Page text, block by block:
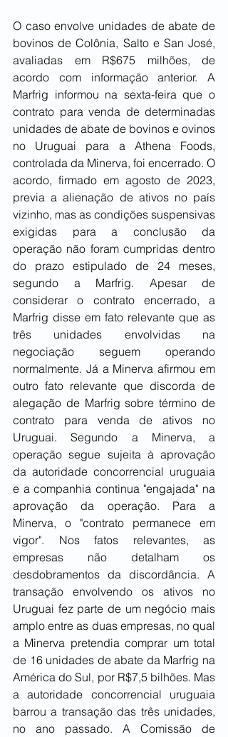
O caso envolve unidades de abate de
bovinos de Colônia, Salto e San José,
avaliadas em R$675 milhões, de
acordo com informação anterior. A
Marfrig informou na sexta-feira que o
contrato para venda de determinadas
unidades de abate de bovinos e ovinos
no Uruguai para a Athena Foods,
controlada da Minerva, foi encerrado. O
acordo, firmado em agosto de 2023,
previa a alienação de ativos no país
vizinho, mas as condições suspensivas
exigidas para a conclusão da
operação não foram cumpridas dentro
do prazo estipulado de 24 meses,
segundo a Marfrig. Apesar de
considerar o contrato encerrado, a
Marfrig disse em fato relevante que as
três unidades envolvidas na
negociação seguem operando
normalmente. Já a Minerva afirmou em
outro fato relevante que discorda de
alegação de Marfrig sobre término de
contrato para venda de ativos no
Uruguai. Segundo a Minerva, a
operação segue sujeita à aprovação
da autoridade concorrencial uruguaia
e a companhia continua "engajada" na
aprovação da operação. Para a
Minerva, o "contrato permanece em
vigor". Nos fatos relevantes, as
empresas não detalham os
desdobramentos da discordância. A
transação envolvendo os ativos no
Uruguai fez parte de um negócio mais
amplo entre as duas empresas, no qual
a Minerva pretendia comprar um total
de 16 unidades de abate da Marfrig na
América do Sul, por R$7,5 bilhões. Mas
a autoridade concorrencial uruguaia
barrou a transação das três unidades,
no ano passado. A Comissão de